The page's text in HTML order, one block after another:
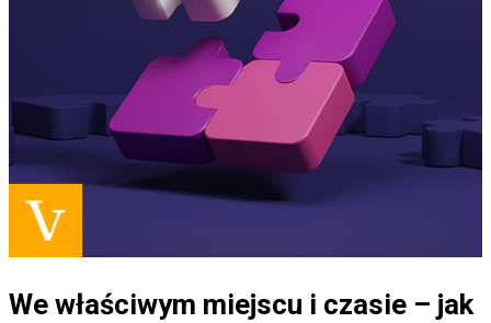
We właściwym miejscu i czasie – jak